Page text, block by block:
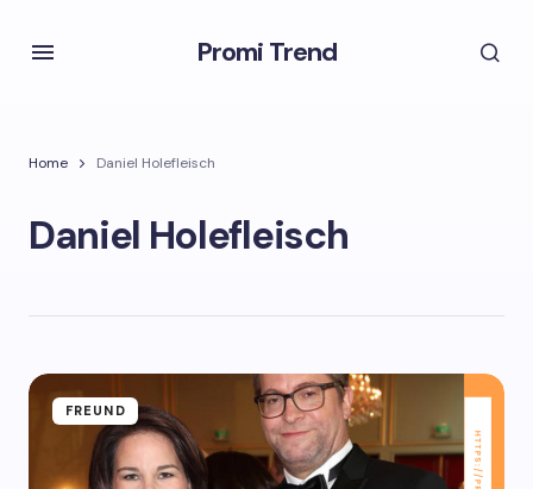
Promi Trend
Home Daniel Holefleisch
Daniel Holefleisch
FREUND